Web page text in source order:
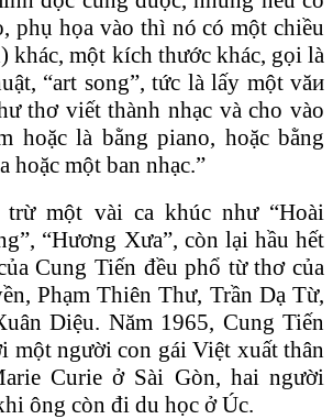
phụ họa vào thì nó có một chiều
khác, một kích thước khác, gọi là
“art song”, tức là lấy một văи
thơ viết thành nhạc và cho vào
hoặc là bằng piano, hoặc bằng
hoặc một ban nhạc.”
trừ một vài ca khúc như “Hoài
“Hương Xưa”, còn lại hầu hết
Cung Tiến đều phổ từ thơ của
Phạm Thiên Thư, Trần Dạ Từ,
Diệu. Năm 1965, Cung Tiến
một người con gái Việt xuất thân
Curie ở Sài Gòn, hai người
ông còn đi du học ở Úc.